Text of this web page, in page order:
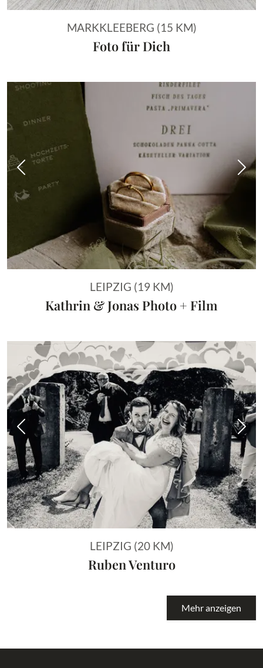
MARKKLEEBERG (15 KM)
Foto für Dich
Vorheriges Bild
LEIPZIG (19 KM)
Kathrin & Jonas Photo + Film
Vorheriges Bild
LEIPZIG (20 KM)
Ruben Venturo
Mehr anzeigen